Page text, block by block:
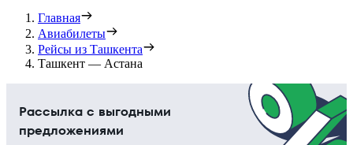
Главная
Авиабилеты
Рейсы из Ташкента
Ташкент — Астана
Рассылка с выгодными
предложениями